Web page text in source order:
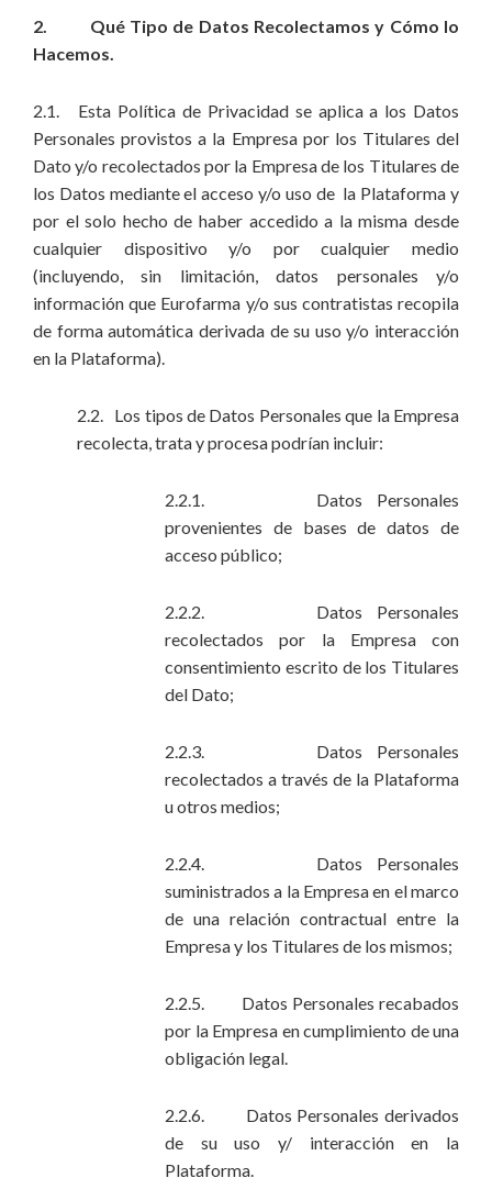
2. Qué Tipo de Datos Recolectamos y Cómo lo
Hacemos.
2.1. Esta Política de Privacidad se aplica a los Datos
Personales provistos a la Empresa por los Titulares del
Dato y/o recolectados por la Empresa de los Titulares de
los Datos mediante el acceso y/o uso de la Plataforma y
por el solo hecho de haber accedido a la misma desde
cualquier dispositivo y/o por cualquier medio
(incluyendo, sin limitación, datos personales y/o
información que Eurofarma y/o sus contratistas recopila
de forma automática derivada de su uso y/o interacción
en la Plataforma).
2.2. Los tipos de Datos Personales que la Empresa
recolecta, trata y procesa podrían incluir:
2.2.1. Datos Personales
provenientes de bases de datos de
acceso público;
2.2.2. Datos Personales
recolectados por la Empresa con
consentimiento escrito de los Titulares
del Dato;
2.2.3. Datos Personales
recolectados a través de la Plataforma
u otros medios;
2.2.4. Datos Personales
suministrados a la Empresa en el marco
de una relación contractual entre la
Empresa y los Titulares de los mismos;
2.2.5. Datos Personales recabados
por la Empresa en cumplimiento de una
obligación legal.
2.2.6. Datos Personales derivados
de su uso y/ interacción en la
Plataforma.